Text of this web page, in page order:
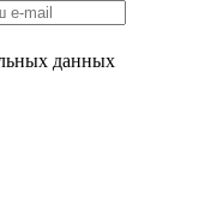
данных